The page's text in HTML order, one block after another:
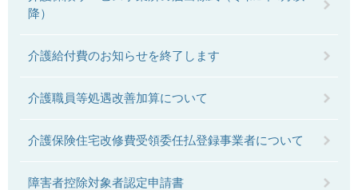
降）
介護給付費のお知らせを終了します
介護職員等処遇改善加算について
介護保険住宅改修費受領委任払登録事業者について
障害者控除対象者認定申請書